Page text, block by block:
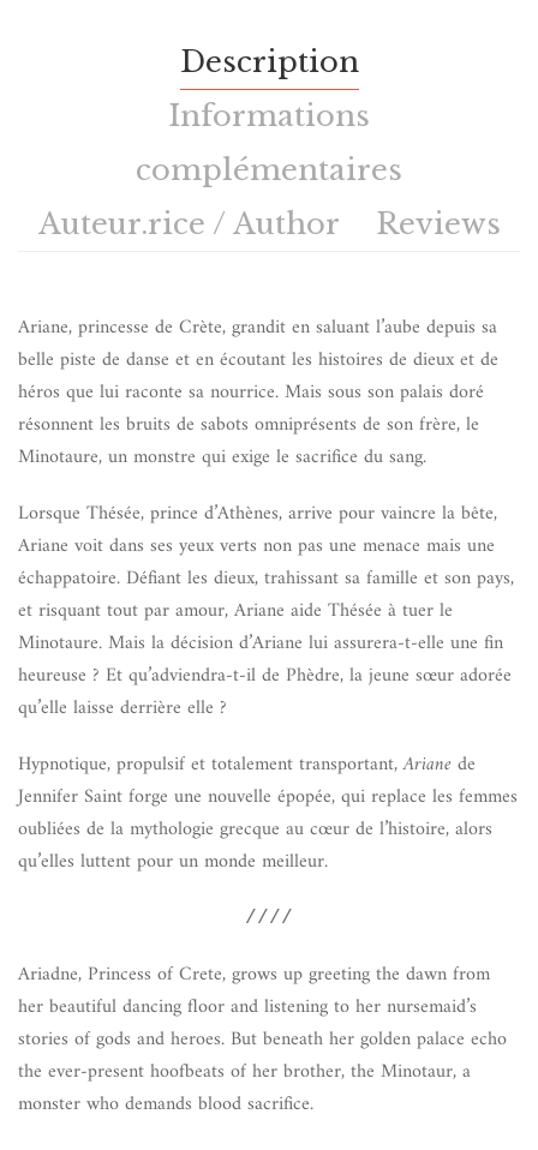
Description
Informations
complémentaires
Auteur.rice / Author
Reviews
Ariane, princesse de Crète, grandit en saluant l’aube depuis sa
belle piste de danse et en écoutant les histoires de dieux et de
héros que lui raconte sa nourrice. Mais sous son palais doré
résonnent les bruits de sabots omniprésents de son frère, le
Minotaure, un monstre qui exige le sacrifice du sang.
Lorsque Thésée, prince d’Athènes, arrive pour vaincre la bête,
Ariane voit dans ses yeux verts non pas une menace mais une
échappatoire. Défiant les dieux, trahissant sa famille et son pays,
et risquant tout par amour, Ariane aide Thésée à tuer le
Minotaure. Mais la décision d’Ariane lui assurera-t-elle une fin
heureuse ? Et qu’adviendra-t-il de Phèdre, la jeune sœur adorée
qu’elle laisse derrière elle ?
Hypnotique, propulsif et totalement transportant,Arianede
Jennifer Saint forge une nouvelle épopée, qui replace les femmes
oubliées de la mythologie grecque au cœur de l’histoire, alors
qu’elles luttent pour un monde meilleur.
////
Ariadne, Princess of Crete, grows up greeting the dawn from
her beautiful dancing floor and listening to her nursemaid’s
stories of gods and heroes. But beneath her golden palace echo
the ever-present hoofbeats of her brother, the Minotaur, a
monster who demands blood sacrifice.